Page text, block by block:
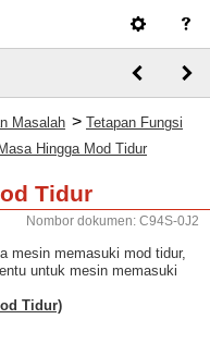
Masalah > Tetapan Fungsi
Hingga Mod Tidur
Tidur
Nombor dokumen: C94S-0J2
mesin memasuki mod tidur,
untuk mesin memasuki
Tidur)